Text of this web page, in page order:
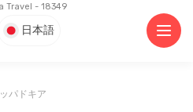
Travel - 18349
日本語
パドキア